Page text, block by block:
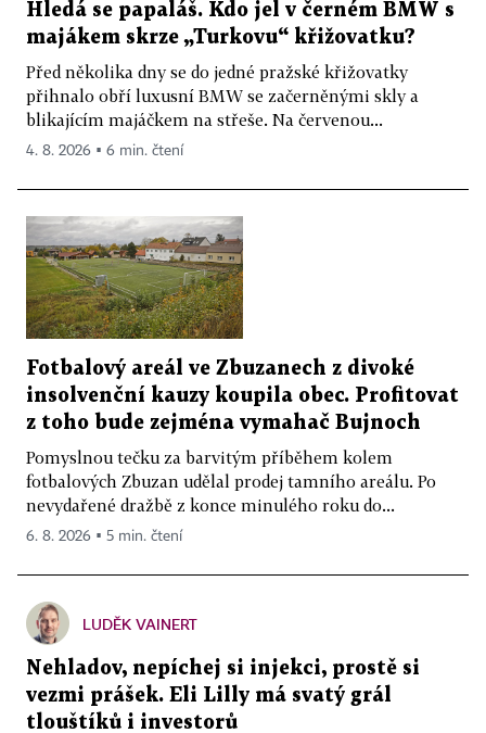
Hledá se papaláš. Kdo jel v černém BMW s
majákem skrze „Turkovu“ křižovatku?
Před několika dny se do jedné pražské křižovatky
přihnalo obří luxusní BMW se začerněnými skly a
blikajícím majáčkem na střeše. Na červenou...
4. 8. 2026 ▪ 6 min. čtení
Fotbalový areál ve Zbuzanech z divoké
insolvenční kauzy koupila obec. Profitovat
z toho bude zejména vymahač Bujnoch
Pomyslnou tečku za barvitým příběhem kolem
fotbalových Zbuzan udělal prodej tamního areálu. Po
nevydařené dražbě z konce minulého roku do...
6. 8. 2026 ▪ 5 min. čtení
LUDĚK VAINERT
Nehladov, nepíchej si injekci, prostě si
vezmi prášek. Eli Lilly má svatý grál
tlouštíků i investorů